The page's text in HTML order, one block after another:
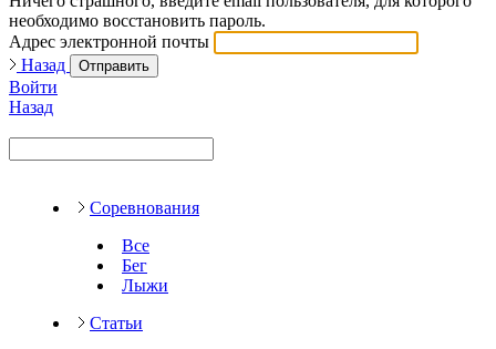
необходимо восстановить пароль.
Адрес электронной почты
Назад
Отправить
Войти
Назад
Соревнования
Все
Бег
Лыжи
Статьи